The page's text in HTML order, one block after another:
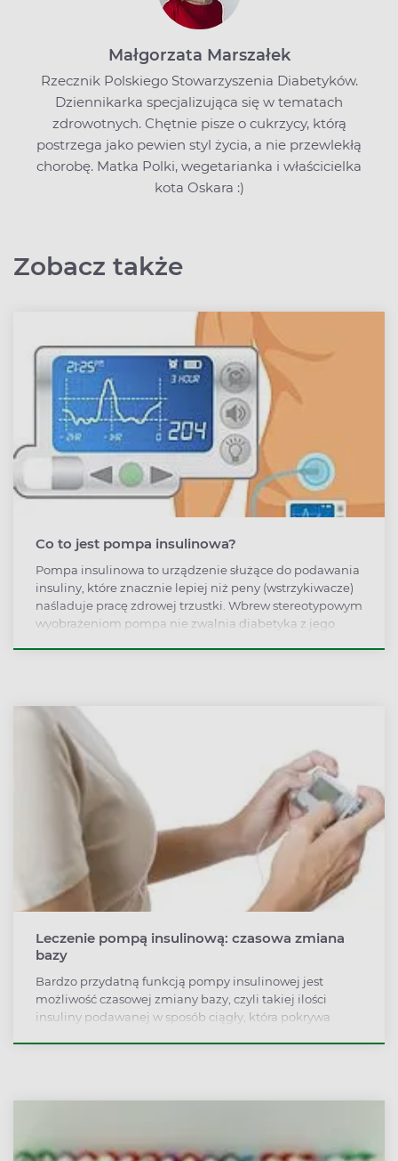
Małgorzata Marszałek
Rzecznik Polskiego Stowarzyszenia Diabetyków.
Dziennikarka specjalizująca się w tematach
zdrowotnych. Chętnie pisze o cukrzycy, którą
postrzega jako pewien styl życia, a nie przewlekłą
chorobę. Matka Polki, wegetarianka i właścicielka
kota Oskara :)
Zobacz także
Co to jest pompa insulinowa?
Pompa insulinowa to urządzenie służące do podawania
insuliny, które znacznie lepiej niż peny (wstrzykiwacze)
naśladuje pracę zdrowej trzustki. Wbrew stereotypowym
wyobrażeniom pompa nie zwalnia diabetyka z jego
Leczenie pompą insulinową: czasowa zmiana
bazy
Bardzo przydatną funkcją pompy insulinowej jest
możliwość czasowej zmiany bazy, czyli takiej ilości
insuliny podawanej w sposób ciągły, która pokrywa